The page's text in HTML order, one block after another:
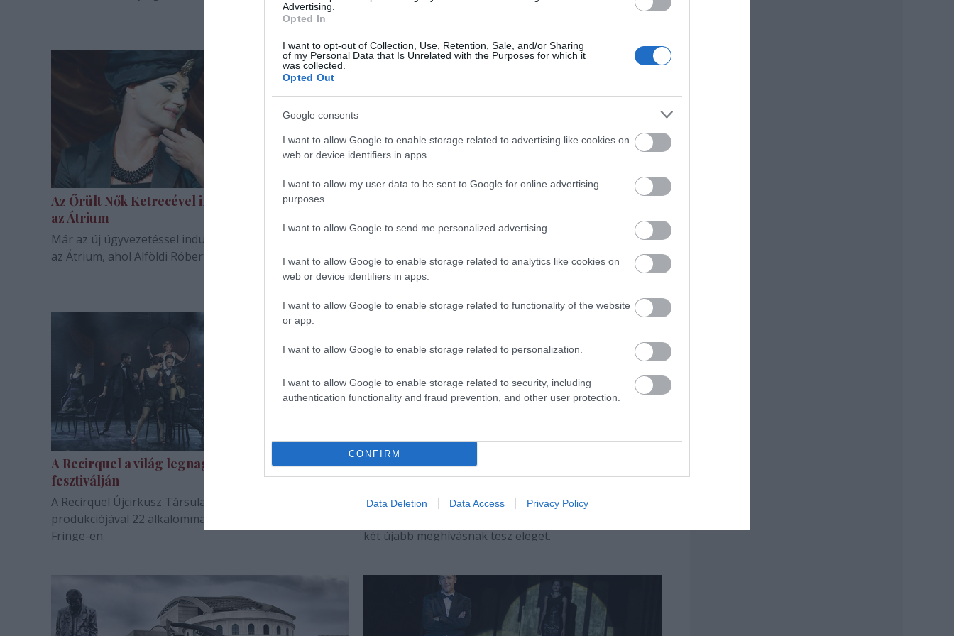
Advertising.
Opted In
I want to opt-out of Collection, Use, Retention, Sale, and/or Sharing
of my Personal Data that Is Unrelated with the Purposes for which it
was collected.
Opted Out
Google consents
I want to allow Google to enable storage related to advertising like cookies on
web or device identifiers in apps.
I want to allow my user data to be sent to Google for online advertising
purposes.
I want to allow Google to send me personalized advertising.
I want to allow Google to enable storage related to analytics like cookies on
web or device identifiers in apps.
I want to allow Google to enable storage related to functionality of the website
or app.
I want to allow Google to enable storage related to personalization.
I want to allow Google to enable storage related to security, including
authentication functionality and fraud prevention, and other user protection.
CONFIRM
Data Deletion Data Access Privacy Policy
Az Őrült Nők Ketrecével indítja az évadot
az Átrium
Már az új ügyvezetéssel indul neki a következő évadnak
az Átrium, ahol Alföldi Róbert is rendezni fog az ősszel.
40 fok, a néző az automatához lép, bedob kétszáz
forintot, majd megnyomja a kalitka elején elhelyezett
gombok valamelyikét és bemondja, hogy mit lát rajta.
A Recirquel a világ legnagyobb
fesztiválján
A Recirquel Újcirkusz Társulat Párizs Éjjel című
produkciójával 22 alkalommal lép fel az Edinburgh
Fringe-en.
Hollandiában és Svájcban szerepel a
Látszatélet
Mundruczó Kornél többszörös díjnyertes rendezése
két újabb meghívásnak tesz eleget.